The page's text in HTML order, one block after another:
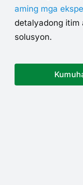
aming mga
detalyadong itim
solusyon.